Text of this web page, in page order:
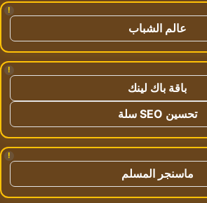
!
عالم الشباب
!
باقة باك لينك
تحسين SEO سلة
!
ماسنجر المسلم